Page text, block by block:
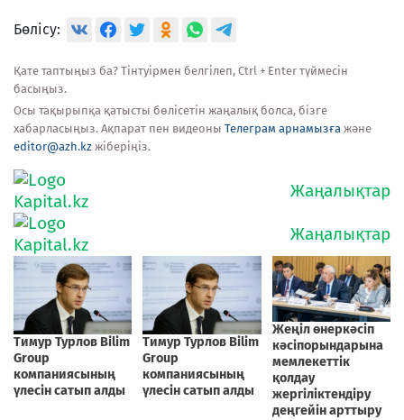
Бөлісу:
Қате таптыңыз ба? Тінтуірмен белгілеп, Ctrl + Enter түймесін
басыңыз.
Осы тақырыпқа қатысты бөлісетін жаңалық болса, бізге
хабарласыңыз. Ақпарат пен видеоны Телеграм арнамызға және
editor@azh.kz жіберіңіз.